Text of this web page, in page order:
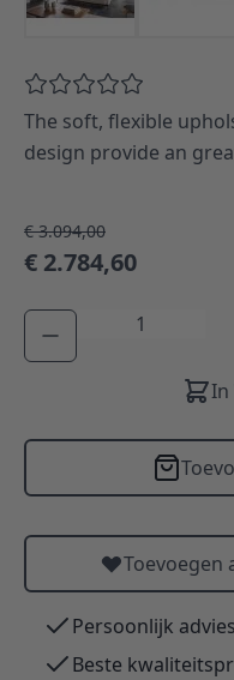
The soft, flexible
design provide an
€ 3.094,00
€ 2.784,60
Aantal
In
Toevoegen
Persoonlijk advies
Beste